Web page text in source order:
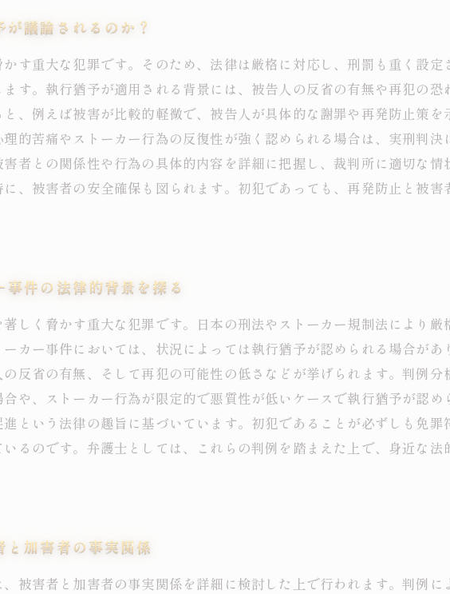
問題への理解を深める：判例解析から見える法と社会の接点
議論されるのか？
す重大な犯罪です。そのため、法律は厳格に対応し、刑罰も重く設
す。執行猶予が適用される背景には、被告人の反省の有無や再犯の恐
、例えば被害が比較的軽微で、被告人が具体的な謝罪や再発防止策
的苦痛やストーカー行為の反復性が強く認められる場合は、実刑判
者との関係性や行為の具体的内容を詳細に把握し、裁判所に適切な情
、被害者の安全確保も図られます。初犯であっても、再発防止と被害
件の法律的背景を探る
しく脅かす重大な犯罪です。日本の刑法やストーカー規制法により
カー事件においては、状況によっては執行猶予が認められる場合が
反省の有無、そして再犯の可能性の低さなどが挙げられます。判例
や、ストーカー行為が限定的で悪質性が低いケースで執行猶予が認め
という法律の趣旨に基づいています。初犯であることが必ずしも免
るのです。弁護士としては、これらの判例を踏まえた上で、身近な法
加害者の事実関係
被害者と加害者の事実関係を詳細に検討した上で行われます。判例